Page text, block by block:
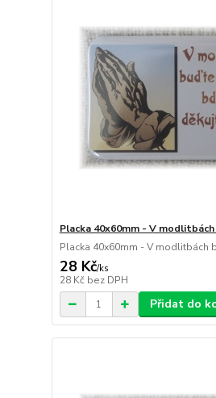
Placka 40x60mm - V
Placka 40x60mm - V modlitbách
28 Kč/ks
28 Kč bez DPH
Přidat do